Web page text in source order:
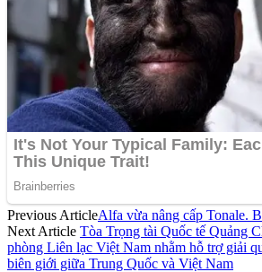
Previous ArticleAlfa vừa nâng cấp Tonale.
Next Article Tòa Trọng tài Quốc tế Quảng
phòng Liên lạc Việt Nam nhằm hỗ trợ giải
biên giới giữa Trung Quốc và Việt Nam